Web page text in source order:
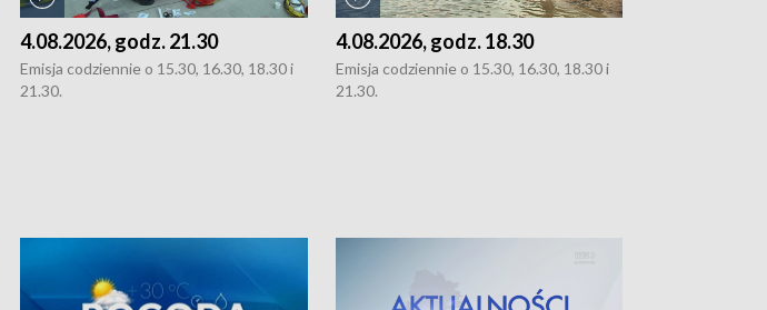
4.08.2026, godz. 21.30
Emisja codziennie o 15.30, 16.30, 18.30 i
21.30.
4.08.2026, godz. 18.30
Emisja codziennie o 15.30, 16.30, 18.30 i
21.30.